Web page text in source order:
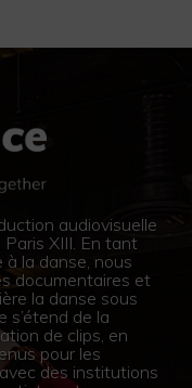
audiovisuelle
XIII. En tant
la danse, nous
documentaires et
la danse sous
de la
de clips, en
pour les
des institutions